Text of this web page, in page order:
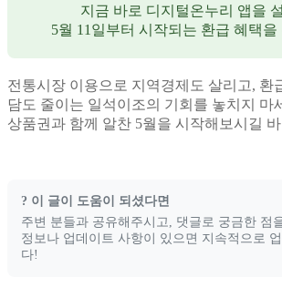
지금 바로 디지털온누리 앱을
5월 11일부터 시작되는 환급 혜택
전통시장 이용으로 지역경제도 살리고, 환
담도 줄이는 일석이조의 기회를 놓치지 마
상품권과 함께 알찬 5월을 시작해보시길
? 이 글이 도움이 되셨다면
주변 분들과 공유해주시고, 댓글로 궁금한 점
정보나 업데이트 사항이 있으면 지속적으로
다!